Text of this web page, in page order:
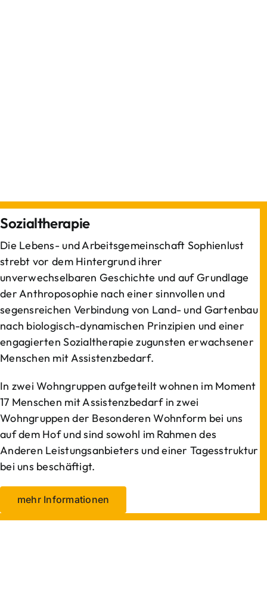
Sozialtherapie
Die Lebens- und Arbeitsgemeinschaft Sophienlust
strebt vor dem Hintergrund ihrer
unverwechselbaren Geschichte und auf Grundlage
der Anthroposophie nach einer sinnvollen und
segensreichen Verbindung von Land- und Gartenbau
nach biologisch-dynamischen Prinzipien und einer
engagierten Sozialtherapie zugunsten erwachsener
Menschen mit Assistenzbedarf.
In zwei Wohngruppen aufgeteilt wohnen im Moment
17 Menschen mit Assistenzbedarf in zwei
Wohngruppen der Besonderen Wohnform bei uns
auf dem Hof und sind sowohl im Rahmen des
Anderen Leistungsanbieters und einer Tagesstruktur
bei uns beschäftigt.
mehr Informationen